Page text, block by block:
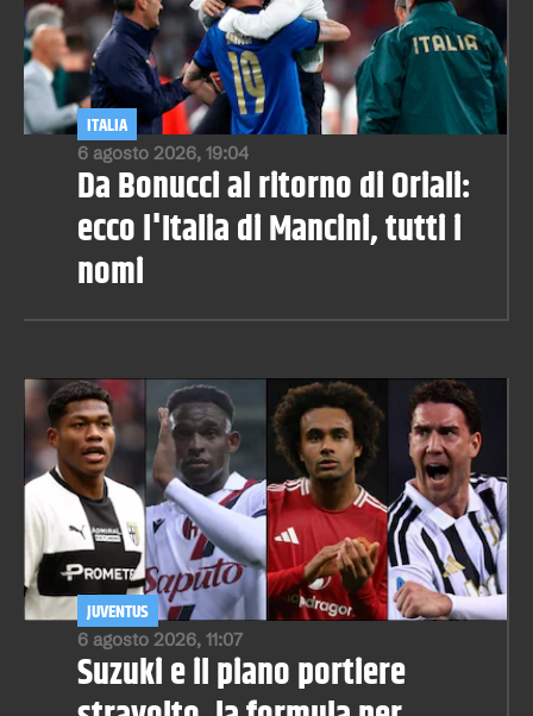
6 agosto 2026, 19:04
ITALIA
Da Bonucci al ritorno di Oriali:
ecco l'Italia di Mancini, tutti i
nomi
6 agosto 2026, 11:07
JUVENTUS
Suzuki e il piano portiere